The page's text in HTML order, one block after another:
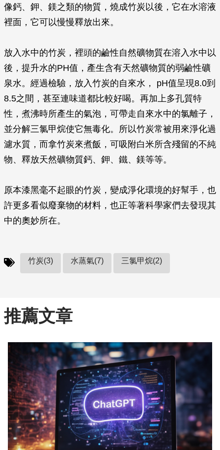
像鈣、鉀、鎂之類的物質，燒成竹炭以後，它在水溶液
裡面，它可以慢慢釋放出來。
放入水中的竹炭，裡頭的鹼性自然礦物質在溶入水中以
後，提升水的PH值，產生含有天然礦物質的弱鹼性礦
泉水。經過檢驗，放入竹炭的自來水， pH值呈現8.0到
8.5之間，甚至連味道都比較好喝。再加上多孔質特
性，煮沸時所產生的氣泡，可帶走自來水中的氯離子，
並分解三氯甲烷使它無毒化。所以竹炭常被用來淨化過
濾水質，而拿竹炭來煮飯，可吸附白米所含殘留的不純
物、釋放天然礦物質鈣、鉀、鐵、鎂等等。
原本漆黑毫不起眼的竹炭，變成淨化環境的好幫手，也
許更多看似廢棄物的材料，也正等著科學家們去發現其
中的奧妙所在。
竹炭(3) 水蒸氣(7) 三氯甲烷(2)
推薦文章